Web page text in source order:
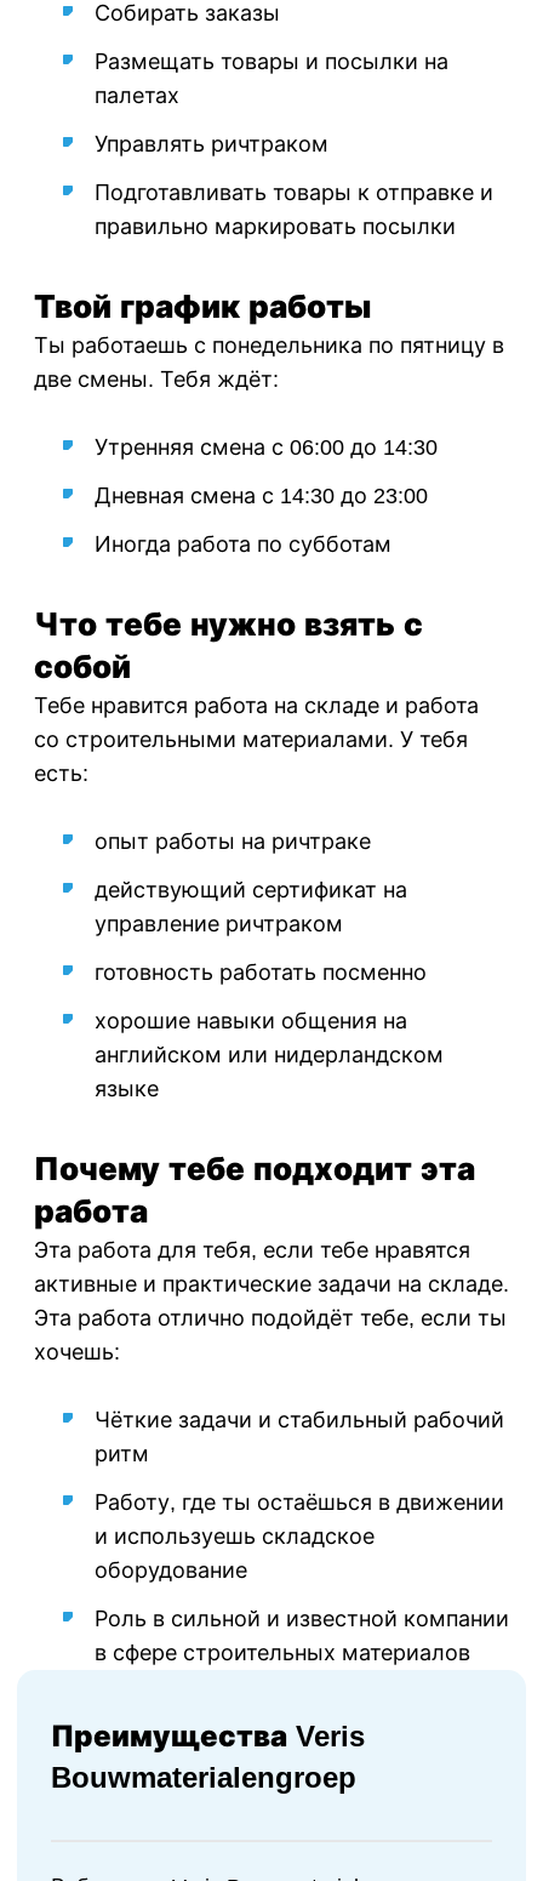
Собирать заказы
Размещать товары и посылки на
палетах
Управлять ричтраком
Подготавливать товары к отправке и
правильно маркировать посылки
Твой график работы
Ты работаешь с понедельника по пятницу в
две смены. Тебя ждёт:
Утренняя смена с 06:00 до 14:30
Дневная смена с 14:30 до 23:00
Иногда работа по субботам
Что тебе нужно взять с
собой
Тебе нравится работа на складе и работа
со строительными материалами. У тебя
есть:
опыт работы на ричтраке
действующий сертификат на
управление ричтраком
готовность работать посменно
хорошие навыки общения на
английском или нидерландском
языке
Почему тебе подходит эта
работа
Эта работа для тебя, если тебе нравятся
активные и практические задачи на складе.
Эта работа отлично подойдёт тебе, если ты
хочешь:
Чёткие задачи и стабильный рабочий
ритм
Работу, где ты остаёшься в движении
и используешь складское
оборудование
Роль в сильной и известной компании
в сфере строительных материалов
Преимущества Veris
Bouwmaterialengroep